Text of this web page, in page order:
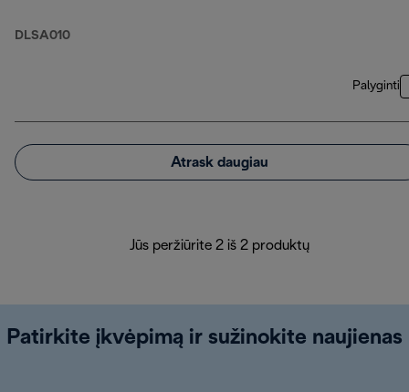
DLSA010
Palyginti
Atrask daugiau
Jūs peržiūrite 2 iš 2 produktų
Patirkite įkvėpimą ir sužinokite naujienas